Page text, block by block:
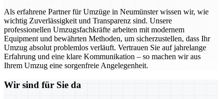
Als erfahrene Partner für Umzüge in Neumünster wissen wir, wie
wichtig Zuverlässigkeit und Transparenz sind. Unsere
professionellen Umzugsfachkräfte arbeiten mit modernem
Equipment und bewährten Methoden, um sicherzustellen, dass Ihr
Umzug absolut problemlos verläuft. Vertrauen Sie auf jahrelange
Erfahrung und eine klare Kommunikation – so machen wir aus
Ihrem Umzug eine sorgenfreie Angelegenheit.
Wir sind für Sie da